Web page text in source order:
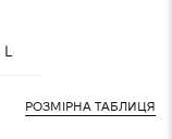
L
РОЗМІРНА ТАБЛИЦЯ